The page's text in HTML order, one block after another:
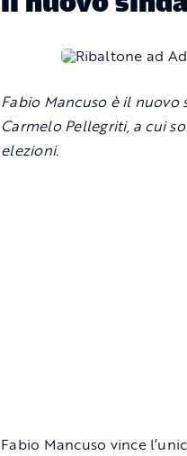
Fabio Mancuso è il
Carmelo Pellegriti, a cui
elezioni.
Fabio Mancuso vince